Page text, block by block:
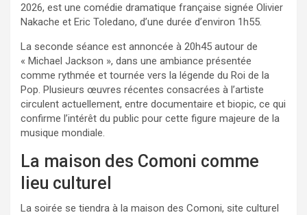
2026, est une comédie dramatique française signée Olivier
Nakache et Eric Toledano, d’une durée d’environ 1h55.
La seconde séance est annoncée à 20h45 autour de
« Michael Jackson », dans une ambiance présentée
comme rythmée et tournée vers la légende du Roi de la
Pop. Plusieurs œuvres récentes consacrées à l’artiste
circulent actuellement, entre documentaire et biopic, ce qui
confirme l’intérêt du public pour cette figure majeure de la
musique mondiale.
La maison des Comoni comme
lieu culturel
La soirée se tiendra à la maison des Comoni, site culturel